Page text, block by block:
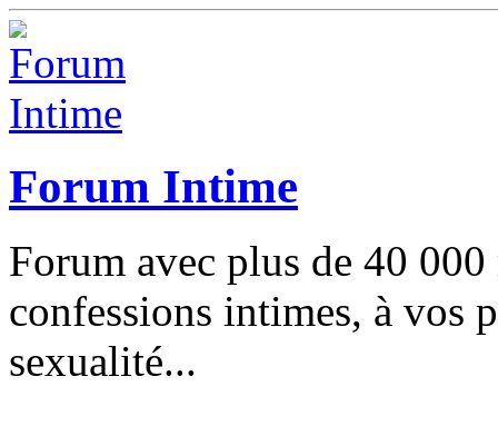
Forum Intime
Forum avec plus de 40 000
confessions intimes, à vos
sexualité...